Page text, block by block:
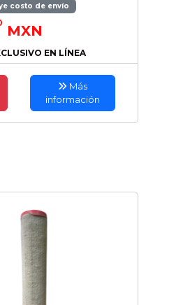
costo de envío
MXN
EN LÍNEA
Más
información